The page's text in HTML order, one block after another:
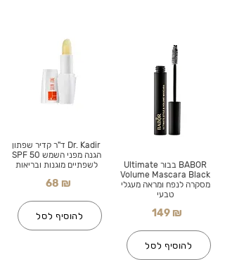
Dr. Kadir ד"ר קדיר שפתון
הגנה מפני השמש SPF 50
לשפתיים מוגנות ובריאות
68 ₪
להוסיף לסל
BABOR בבור Ultimate
Volume Mascara Black
מסקרה לנפח ומראה מעגלי
טבעי
149 ₪
להוסיף לסל